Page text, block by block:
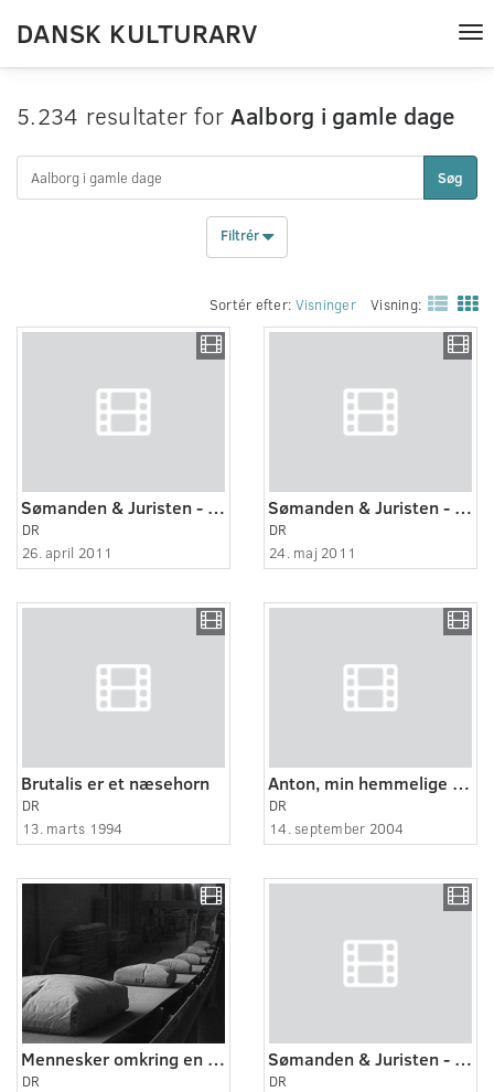
DANSK KULTURARV
5.234 resultater forAalborg i gamle dage
Søg
Filtrér
Sortér efter: Visninger Visning:
Sømanden & Juristen - historier fra et hospice (1:5)
DR
26. april 2011
Sømanden & Juristen - historier fra et hospice (4:5)
DR
24. maj 2011
Brutalis er et næsehorn
DR
13. marts 1994
Anton, min hemmelige ven - i Zoo 5:8
DR
14. september 2004
Mennesker omkring en fabrik. Et liv i og af cement.
DR
Sømanden & Juristen - historier fra et hospice (5:5)
DR